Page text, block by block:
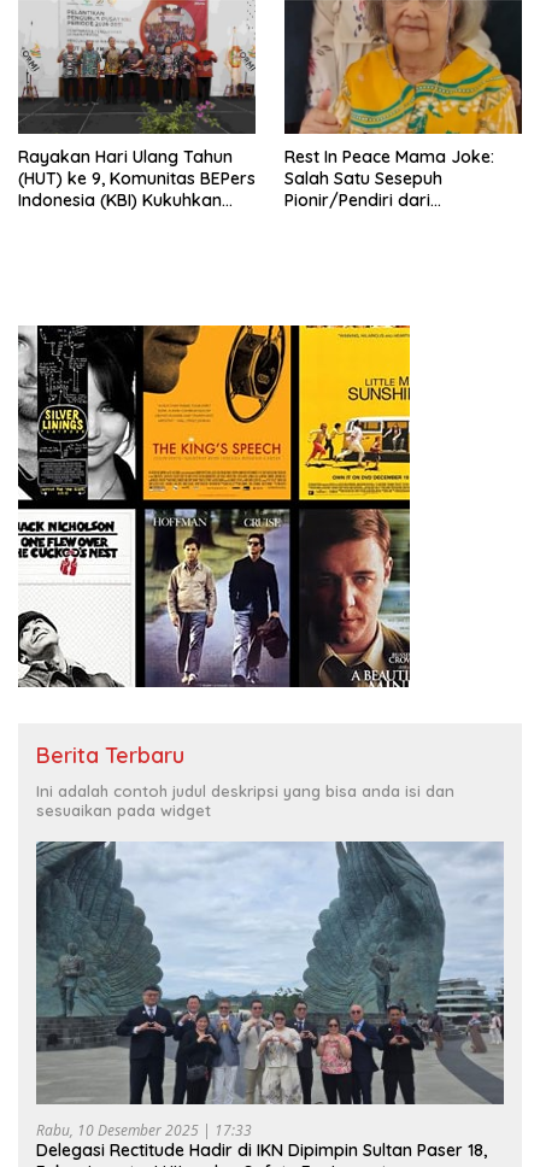
Rayakan Hari Ulang Tahun
(HUT) ke 9, Komunitas BEPers
Indonesia (KBI) Kukuhkan
seluruh Indonesia dan
Mancanegara”.
Rest In Peace Mama Joke:
Salah Satu Sesepuh
Pionir/Pendiri dari
Berita Terbaru
Ini adalah contoh judul deskripsi yang bisa anda isi dan
sesuaikan pada widget
Rabu, 10 Desember 2025 | 17:33
Delegasi Rectitude Hadir di IKN Dipimpin Sultan Paser 18,